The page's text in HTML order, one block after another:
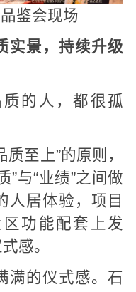
鉴会现场
实景，持续升级
的人，都很孤
至上”的原则，
”与“业绩”之间做
人居体验，项目
功能配套上发
感。
满的仪式感。石